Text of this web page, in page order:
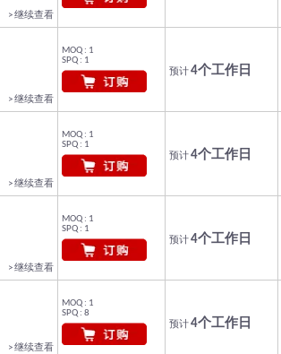
> 继续查看
> 继续查看
MOQ : 1
SPQ : 1
预计4个工作日
> 继续查看
MOQ : 1
SPQ : 1
预计4个工作日
> 继续查看
MOQ : 1
SPQ : 1
预计4个工作日
> 继续查看
MOQ : 1
SPQ : 8
预计4个工作日